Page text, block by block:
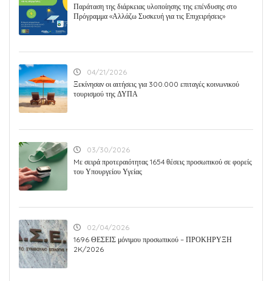
Παράταση της διάρκειας υλοποίησης της επένδυσης στο
Πρόγραμμα «Αλλάζω Συσκευή για τις Επιχειρήσεις»
04/21/2026
Ξεκίνησαν οι αιτήσεις για 300.000 επιταγές κοινωνικού
τουρισμού της ΔΥΠΑ
03/30/2026
Mε σειρά προτεραιότητας 1654 θέσεις προσωπικού σε φορείς
του Υπουργείου Υγείας
02/04/2026
1696 ΘΕΣΕΙΣ μόνιμου προσωπικού – ΠΡΟΚΗΡΥΞΗ
2K/2026